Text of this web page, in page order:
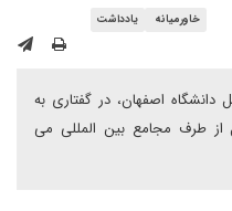
خاورمیانه یادداشت
دانشگاه اصفهان، در گفتاری به
از طرف مجامع بین المللی می